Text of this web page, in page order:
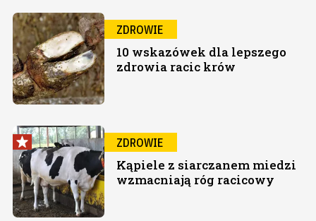
ZDROWIE
10 wskazówek dla lepszego
zdrowia racic krów
ZDROWIE
Kąpiele z siarczanem miedzi
wzmacniają róg racicowy